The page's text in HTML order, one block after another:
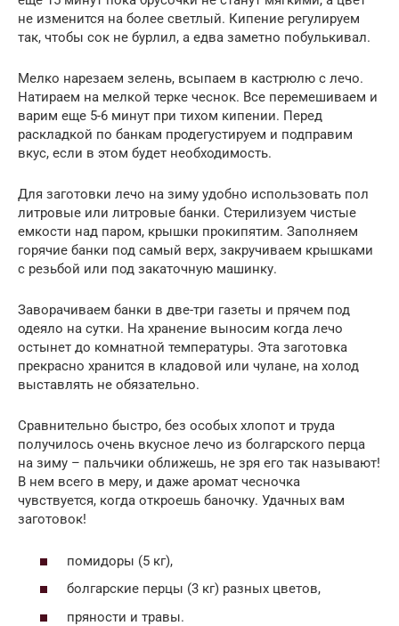
не изменится на более светлый. Кипение регулируем
так, чтобы сок не бурлил, а едва заметно побулькивал.
Мелко нарезаем зелень, всыпаем в кастрюлю с лечо.
Натираем на мелкой терке чеснок. Все перемешиваем и
варим еще 5-6 минут при тихом кипении. Перед
раскладкой по банкам продегустируем и подправим
вкус, если в этом будет необходимость.
Для заготовки лечо на зиму удобно использовать пол
литровые или литровые банки. Стерилизуем чистые
емкости над паром, крышки прокипятим. Заполняем
горячие банки под самый верх, закручиваем крышками
с резьбой или под закаточную машинку.
Заворачиваем банки в две-три газеты и прячем под
одеяло на сутки. На хранение выносим когда лечо
остынет до комнатной температуры. Эта заготовка
прекрасно хранится в кладовой или чулане, на холод
выставлять не обязательно.
Сравнительно быстро, без особых хлопот и труда
получилось очень вкусное лечо из болгарского перца
на зиму – пальчики оближешь, не зря его так называют!
В нем всего в меру, и даже аромат чесночка
чувствуется, когда откроешь баночку. Удачных вам
заготовок!
помидоры (5 кг),
болгарские перцы (3 кг) разных цветов,
пряности и травы.